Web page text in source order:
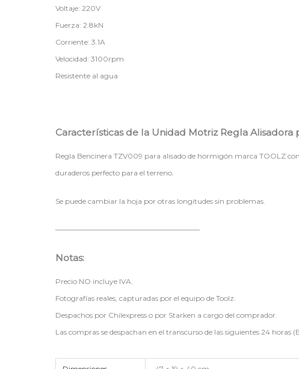
Voltaje: 220V
Fuerza: 2.8kN
Corriente: 3.1A
Velocidad: 3100rpm
Resistente al agua
Características de la Unidad Motriz Regla
Regla Bencinera TZV009 para alisado de hormigón marca TOOLZ
duraderos perfecto para el terreno.
Se puede cambiar la hoja por otras longitudes sin problemas.
————————————————————
Notas:
Precio NO incluye IVA.
Fotografías reales, capturadas por el equipo de Toolz.
Despachos por Chilexpress o por Starken a cargo del comprador.
Las compras se despachan en el transcurso de las siguientes 24 horas